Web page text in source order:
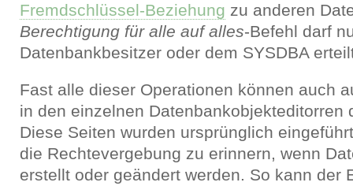
Fremdschlüssel-Beziehung zu anderen
Berechtigung für alle auf alles-Befehl darf
Datenbankbesitzer oder dem SYSDBA
Fast alle dieser Operationen können auch
in den einzelnen Datenbankobjekteditorren
Diese Seiten wurden ursprünglich
die Rechtevergebung zu erinnern, wenn
erstellt oder geändert werden. So kann der